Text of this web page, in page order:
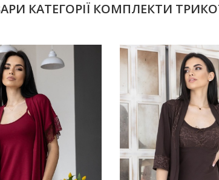
КАТЕГОРІЇ КОМПЛЕКТИ